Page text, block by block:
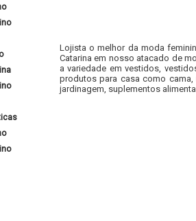
Lojista o melhor da moda
Catarina em nosso atacado de
a variedade em vestidos,
produtos para casa como
jardinagem, suplementos